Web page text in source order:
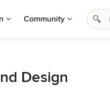
Community
Design